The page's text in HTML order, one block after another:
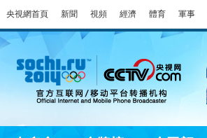
央視網首頁 新聞 視頻 經濟 體育 軍事